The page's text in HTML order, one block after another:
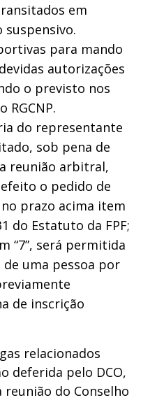
em
para mando
autorizações
o previsto nos
RGCNP.
do representante
sob pena de
reunião arbitral,
o pedido de
prazo acima item
do Estatuto da FPF;
“7”, será permitida
uma pessoa por
de inscrição
relacionados
deferida pelo DCO,
do Conselho